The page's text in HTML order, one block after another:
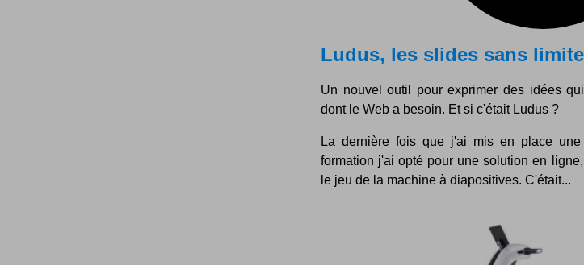
Ludus, les slides sans
Un nouvel outil pour exprimer des idées
dont le Web a besoin. Et si c'était Ludus ?
La dernière fois que j'ai mis en place
formation j'ai opté pour une solution en
le jeu de la machine à diapositives. C'était...